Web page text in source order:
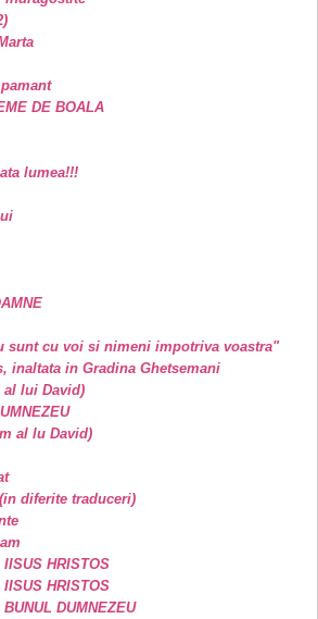
DE BOALA
lumea!!!
sunt cu voi si nimeni impotriva voastra"
inaltata in Gradina Ghetsemani
al lui David)
al lu David)
diferite traduceri)
IISUS HRISTOS
IISUS HRISTOS
DUMNEZEU